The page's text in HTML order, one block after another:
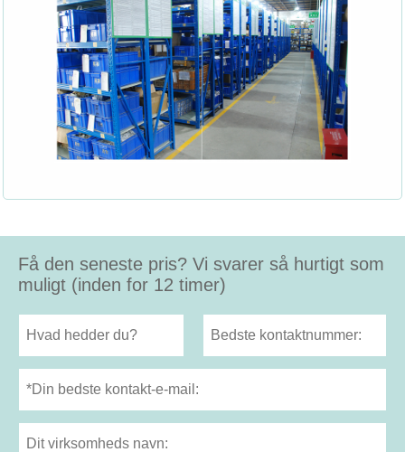
Få den seneste pris? Vi svarer så hurtigt som
muligt (inden for 12 timer)